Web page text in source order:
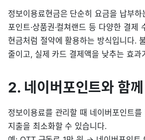
정보이용료현금은 단순히 요금을 납부하
포인트·상품권·컬쳐랜드 등 다양한 결제
현금처럼 절약에 활용하는 방식입니다.
줄이고, 실제 카드 결제액을 낮추는 효과
2. 네이버포인트와 함
정보이용료를 관리할 때 네이버포인트를
지출을 최소화할 수 있습니다.